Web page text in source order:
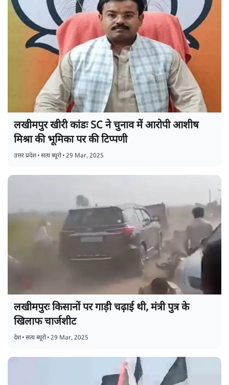
लखीमपुर खीरी कांडः SC ने चुनाव में आरोपी आशीष
मिश्रा की भूमिका पर की टिप्पणी
उत्तर प्रदेश•सत्य ब्यूरो•29 Mar, 2025
लखीमपुरः किसानों पर गाड़ी चढ़ाई थी, मंत्री पुत्र के
खिलाफ चार्जशीट
देश•सत्य ब्यूरो•29 Mar, 2025